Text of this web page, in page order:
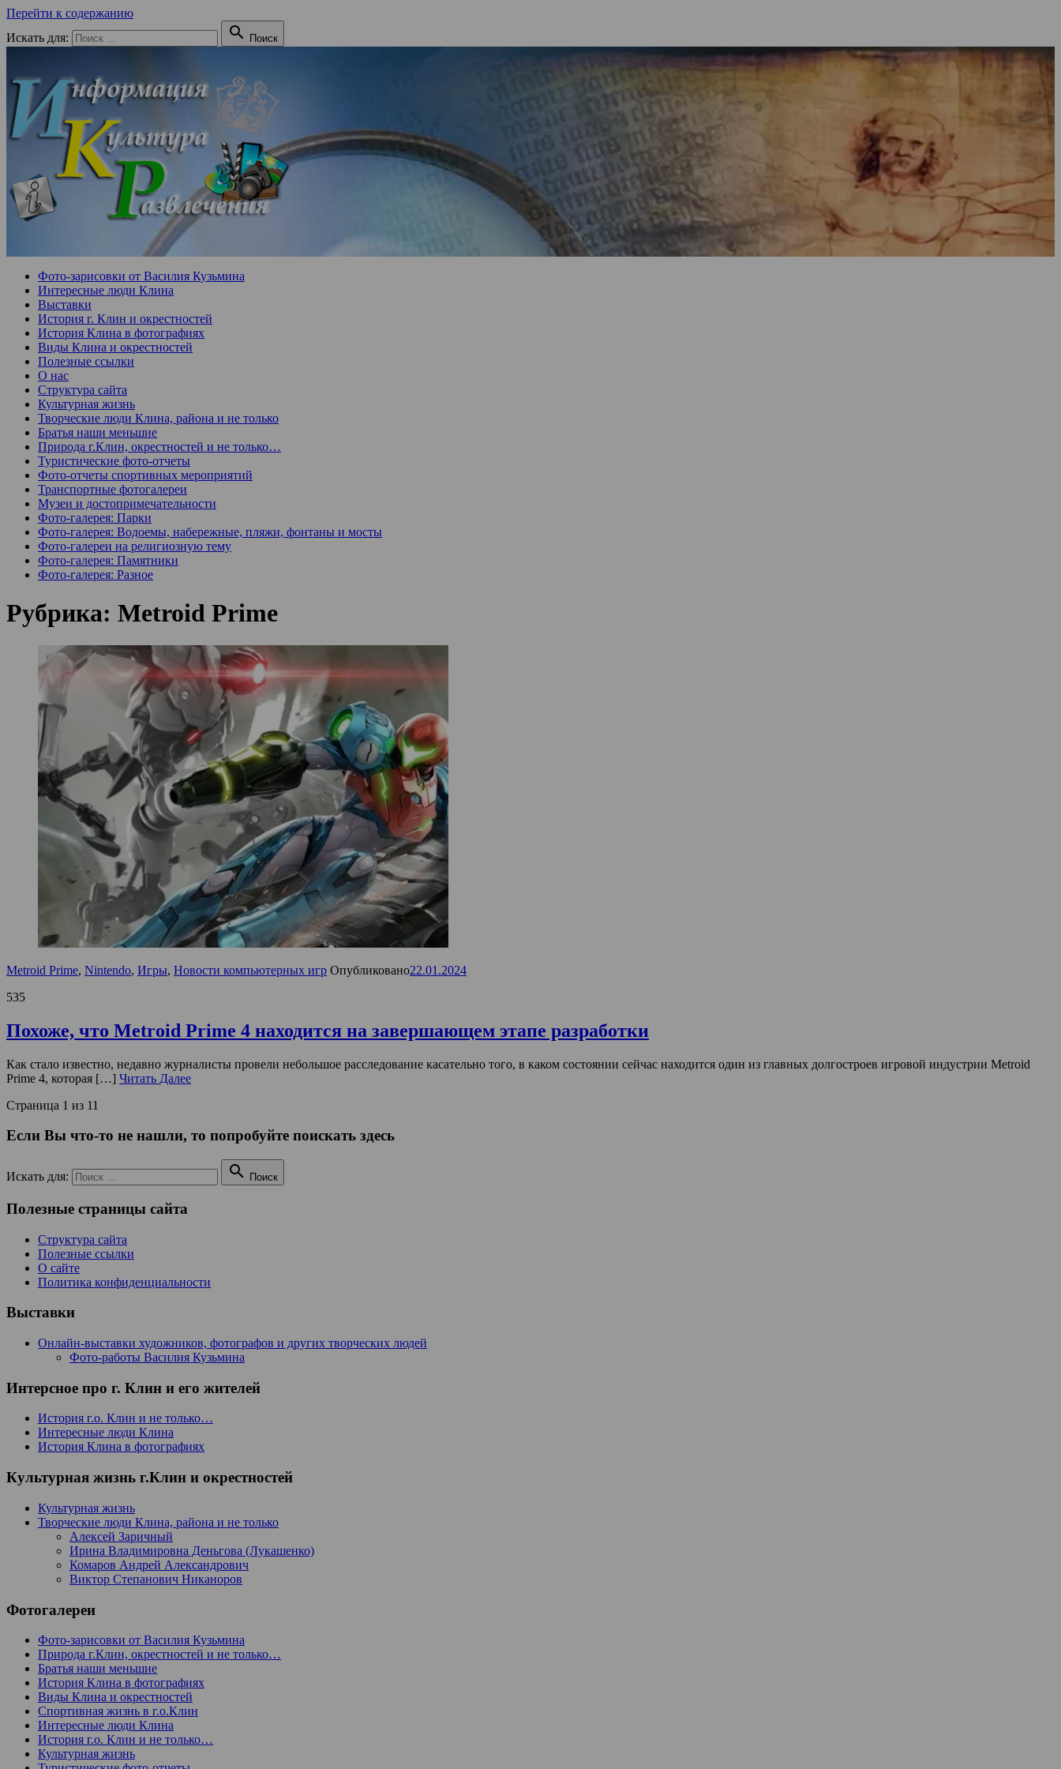
Перейти к содержанию
Искать для:
 Поиск
Фото-зарисовки от Василия Кузьмина
Интересные люди Клина
Выставки
История г. Клин и окрестностей
История Клина в фотографиях
Виды Клина и окрестностей
Полезные ссылки
О нас
Структура сайта
Культурная жизнь
Творческие люди Клина, района и не только
Братья наши меньшие
Природа г.Клин, окрестностей и не только…
Туристические фото-отчеты
Фото-отчеты спортивных мероприятий
Транспортные фотогалереи
Музеи и достопримечательности
Фото-галерея: Парки
Фото-галерея: Водоемы, набережные, пляжи, фонтаны и мосты
Фото-галереи на религиозную тему
Фото-галерея: Памятники
Фото-галерея: Разное
Рубрика: Metroid Prime
Metroid Prime, Nintendo, Игры, Новости компьютерных игр Опубликовано22.01.2024
535
Похоже, что Metroid Prime 4 находится на завершающем этапе разработки
Как стало известно, недавно журналисты провели небольшое расследование касательно того, в каком состоянии сейчас находится один из главных долгостроев игровой индустрии Metroid
Prime 4, которая […] Читать Далее
Страница 1 из 11
Если Вы что-то не нашли, то попробуйте поискать здесь
Искать для:  Поиск
Полезные страницы сайта
Структура сайта
Полезные ссылки
О сайте
Политика конфиденциальности
Выставки
Онлайн-выставки художников, фотографов и других творческих людей
Фото-работы Василия Кузьмина
Интерсное про г. Клин и его жителей
История г.о. Клин и не только…
Интересные люди Клина
История Клина в фотографиях
Культурная жизнь г.Клин и окрестностей
Культурная жизнь
Творческие люди Клина, района и не только
Алексей Заричный
Ирина Владимировна Деньгова (Лукашенко)
Комаров Андрей Александрович
Виктор Степанович Никаноров
Фотогалереи
Фото-зарисовки от Василия Кузьмина
Природа г.Клин, окрестностей и не только…
Братья наши меньшие
История Клина в фотографиях
Виды Клина и окрестностей
Спортивная жизнь в г.о.Клин
Интересные люди Клина
История г.о. Клин и не только…
Культурная жизнь